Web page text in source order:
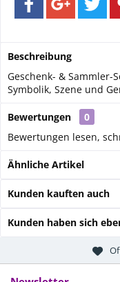
Beschreibung
Geschenk- & Sammler-
Symbolik, Szene und
Bewertungen
0
Bewertungen lesen,
Ähnliche Artikel
Kunden kauften auch
Kunden haben sich